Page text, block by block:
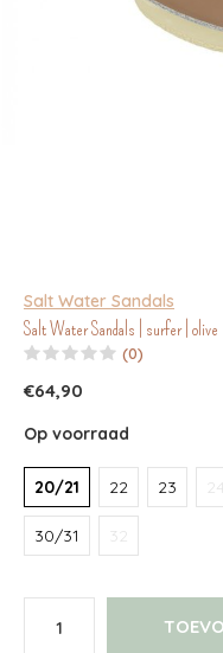
Salt Water Sandals
Salt Water Sandals | surfer | olive
(0)
€64,90
Op voorraad
20/21 22 23 24
30/31 32